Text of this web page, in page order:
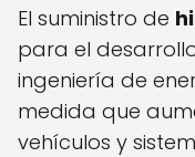
El suministro de
para el
ingeniería de
medida que
vehículos y